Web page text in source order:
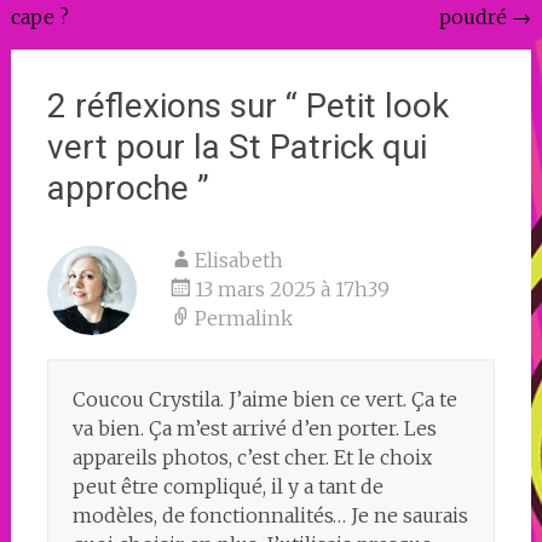
de
cape ? poudré →
2 réflexions sur “ Petit look
vert pour la St Patrick qui
approche ”
Elisabeth
13 mars 2025 à 17h39
Permalink
Coucou Crystila. J’aime bien ce vert. Ça te
va bien. Ça m’est arrivé d’en porter. Les
appareils photos, c’est cher. Et le choix
peut être compliqué, il y a tant de
modèles, de fonctionnalités… Je ne saurais